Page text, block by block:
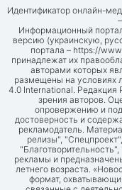
Идентификатор онлайн-
Информационный
версию (украинскую,
портала – https://
принадлежат их
авторами которых
размещены на условиях
4.0 International. Редакция
зрения авторов.
опровержению и
достоверность и
рекламодатель.
релизы",
рекламы и
летнего возраста.
формат,